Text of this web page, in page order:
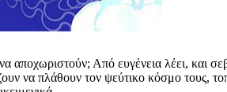
αποχωριστούν; Από ευγένεια λέει, και
να πλάθουν τον ψεύτικο κόσμο τους,